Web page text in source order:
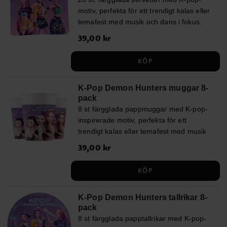
motiv, perfekta för ett trendigt kalas eller
temafest med musik och dans i fokus.
snygg dukning. Servetterna är 2-lagers
tillverkade av FSC-märkt papper, vilket
ansvarsfullt brukade skogar med hänsyn
till både miljö och människor.
Pris:39,00 kr
39,00 kr
KÖP
K-Pop Demon Hunters muggar 8-
pack
8 st färgglada pappmuggar med K-pop-
inspirerade motiv, perfekta för ett
trendigt kalas eller temafest med musik
till saft eller andra drycker och bidrar till
kommer från ansvarsfullt brukade skogar
med hänsyn till både miljö och
människor. Muggarna rymmer ca 200
Pris:39,00 kr
39,00 kr
KÖP
K-Pop Demon Hunters tallrikar 8-
pack
8 st färgglada papptallrikar med K-pop-